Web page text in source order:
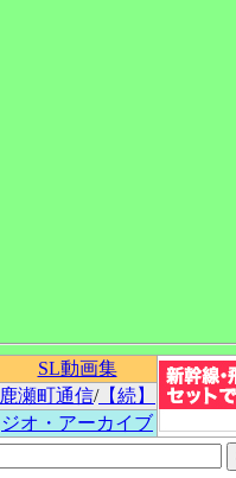
SL動画集
鹿瀬町通信/【続】
ジオ・アーカイブ